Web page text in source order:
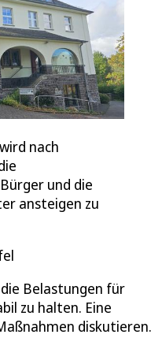
nach
und die
ansteigen zu
Belastungen für
zu halten. Eine
diskutieren.